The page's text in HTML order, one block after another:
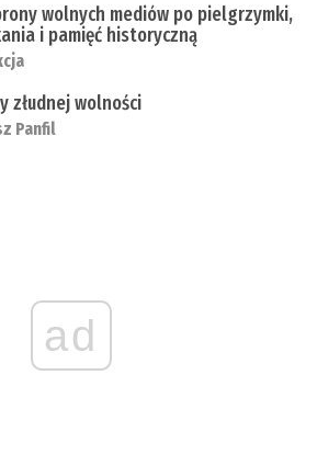
wolnych mediów po pielgrzymki,
i pamięć historyczną
złudnej wolności
Panfil
ad